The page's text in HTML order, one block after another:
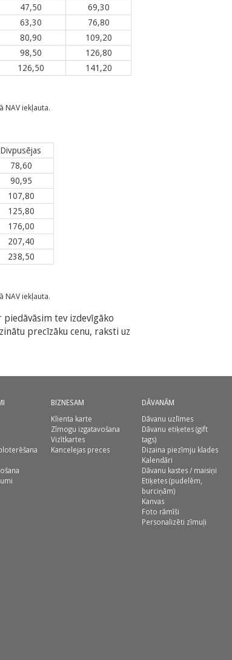
47,50
69,30
63,30
76,80
80,90
109,20
98,50
126,80
126,50 141,20
NAV iekļauta.
Divpusējas
78,60
90,95
107,80
125,80
176,00
207,40
238,50
NAV iekļauta.
tev izdevīgāko
precīzāku cenu, raksti uz
BIZNESAM
Klienta karte
Zīmogu izgatavošana
Vizītkartes
Kancelejas preces
DĀVANĀM
Dāvanu uzlīmes
Dāvanu etiķetes (gift
tags)
Dizaina piezīmju klades
Kalendāri
Dāvanu kastes / maisiņi
Etiķetes (pudelēm,
burciņām)
Kanvas
Foto rāmīši
Personalizēti zīmuļi